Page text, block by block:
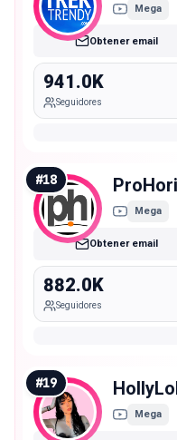
Mega
Obtener email
941.0K
Seguidores
#18
Mega
Obtener email
882.0K
Seguidores
#19
Mega